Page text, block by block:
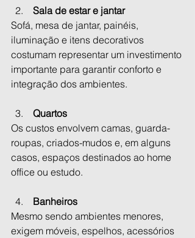
Sala de estar e jantar
Sofá, mesa de jantar, painéis,
iluminação e itens decorativos
costumam representar um investimento
importante para garantir conforto e
integração dos ambientes.
Quartos
Os custos envolvem camas, guarda-
roupas, criados-mudos e, em alguns
casos, espaços destinados ao home
office ou estudo.
Banheiros
Mesmo sendo ambientes menores,
exigem móveis, espelhos, acessórios